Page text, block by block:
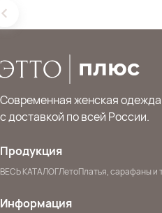
Современная женская
с доставкой по всей России.
Продукция
ВЕСЬ КАТАЛОГЛетоПлатья, сарафаны и
Информация